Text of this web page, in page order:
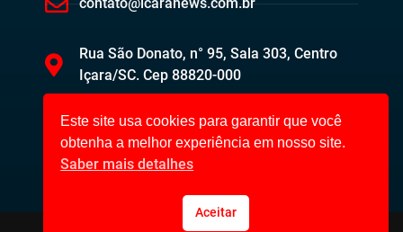
Rua São Donato, n° 95, Sala 303, Centro
Içara/SC. Cep 88820-000
Içara News ©2023. Todos os direitos reservados.
Este site usa cookies para garantir que você
obtenha a melhor experiência em nosso site.
Saber mais detalhes
Aceitar